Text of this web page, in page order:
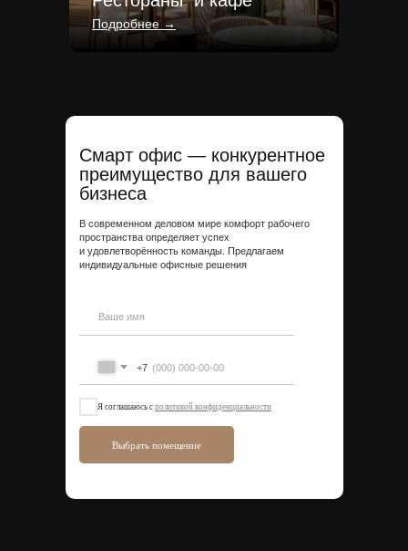
Подробнее →
+7
Я соглашаюсь с политикой конфиденциальности
Выбрать помещение
В современном деловом мире комфорт рабочего
пространства определяет успех
и удовлетворённость команды. Предлагаем
индивидуальные офисные решения
Смарт офис — конкурентное
преимущество для вашего
бизнеса